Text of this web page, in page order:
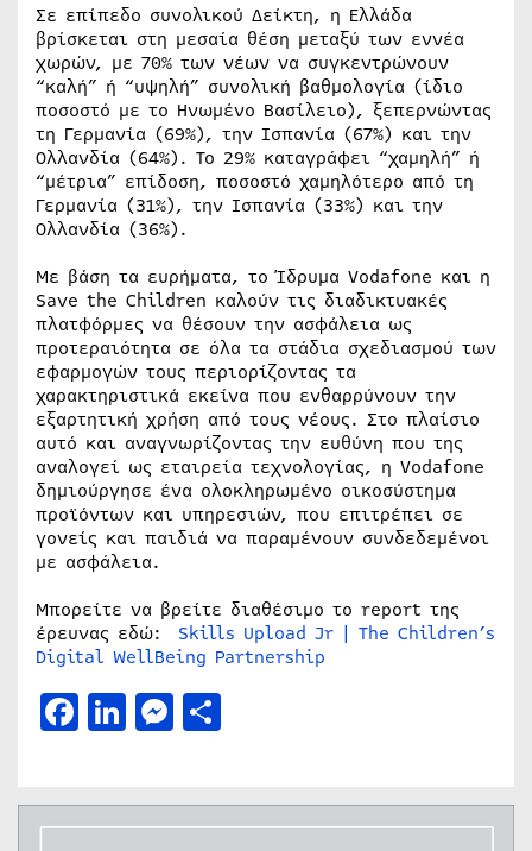
Σε επίπεδο συνολικού Δείκτη, η Ελλάδα
βρίσκεται στη μεσαία θέση μεταξύ των εννέα
χωρών, με 70% των νέων να συγκεντρώνουν
“καλή” ή “υψηλή” συνολική βαθμολογία (ίδιο
ποσοστό με το Ηνωμένο Βασίλειο), ξεπερνώντας
τη Γερμανία (69%), την Ισπανία (67%) και την
Ολλανδία (64%). Το 29% καταγράφει “χαμηλή” ή
“μέτρια” επίδοση, ποσοστό χαμηλότερο από τη
Γερμανία (31%), την Ισπανία (33%) και την
Ολλανδία (36%).
Με βάση τα ευρήματα, το Ίδρυμα Vodafone και η
Save the Children καλούν τις διαδικτυακές
πλατφόρμες να θέσουν την ασφάλεια ως
προτεραιότητα σε όλα τα στάδια σχεδιασμού των
εφαρμογών τους περιορίζοντας τα
χαρακτηριστικά εκείνα που ενθαρρύνουν την
εξαρτητική χρήση από τους νέους. Στο πλαίσιο
αυτό και αναγνωρίζοντας την ευθύνη που της
αναλογεί ως εταιρεία τεχνολογίας, η Vodafone
δημιούργησε ένα ολοκληρωμένο οικοσύστημα
προϊόντων και υπηρεσιών, που επιτρέπει σε
γονείς και παιδιά να παραμένουν συνδεδεμένοι
με ασφάλεια.
Μπορείτε να βρείτε διαθέσιμο το report της
έρευνας εδώ: Skills Upload Jr | The Children’s
Digital WellBeing Partnership
Facebook
LinkedIn
Messenger